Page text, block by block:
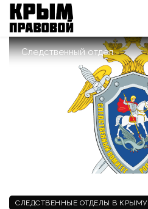
Следственный отдел
СЛЕДСТВЕННЫЕ ОТДЕЛЫ В КРЫМУ